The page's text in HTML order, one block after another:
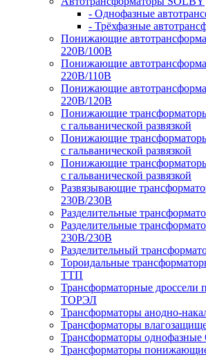
- Однофазные
- Трёхфазные
Понижающие
220В/100В
Понижающие
220В/110В
Понижающие
220В/120В
Понижающие
с гальванической развязкой
Понижающие
с гальванической развязкой
Понижающие
с гальванической развязкой
Развязывающие
230В/230В
Разделительные
Разделительные
230В/230В
Разделительный
Тороидальные
ТТП
Трансформаторные дроссели
ТОРЭЛ
Трансформаторы анодно-
Трансформаторы
Трансформаторы
Трансформаторы